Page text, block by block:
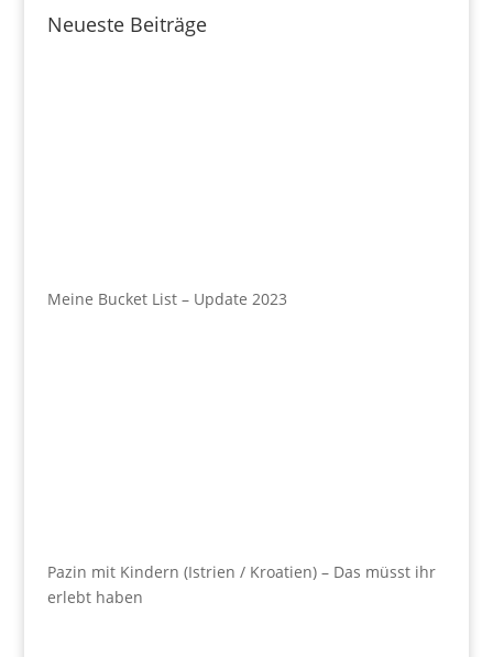
Neueste Beiträge
Meine Bucket List – Update 2023
Pazin mit Kindern (Istrien / Kroatien) – Das müsst ihr
erlebt haben